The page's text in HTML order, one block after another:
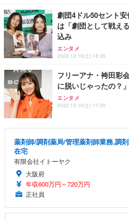
劇団4ドル50セント
は「劇団として戦え
込み
エンタメ
2022.12.10(土) 18:35
フリーアナ・袴田彩
に脱いじゃったの？
エンタメ
2022.12.10(土) 17:20
薬剤師/調剤薬局/管理薬剤師業務,調
在宅
有限会社イトーヤク
大阪府
年収600万円～720万円
正社員